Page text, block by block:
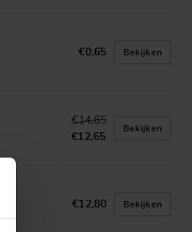
€0,65 Bekijken
€14,65
€12,65
Bekijken
€12,80 Bekijken